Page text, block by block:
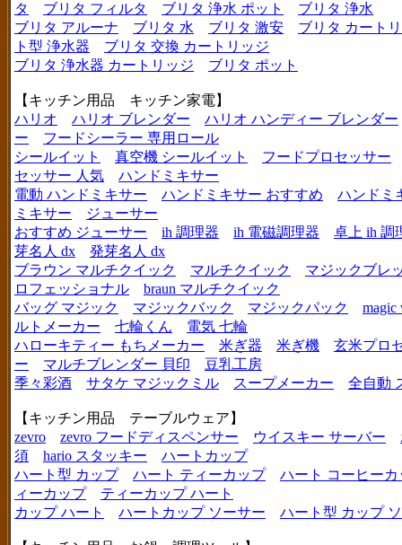
タ
ブリタ フィルタ ブリタ 浄水 ポット
ブリタ 浄水
ブリタ アルーナ
ブリタ 水 ブリタ 激安
ブリタ カート
ト型 浄水器
ブリタ 交換 カートリッジ
ブリタ 浄水器 カートリッジ
ブリタ ポット
【キッチン用品 キッチン家電】
ハリオ
ハリオ ブレンダー
ハリオ ハンディー ブレンダー
ー
フードシーラー 専用ロール
シールイット
真空機 シールイット
フードプロセッサー
セッサー 人気
ハンドミキサー
電動 ハンドミキサー
ハンドミキサー おすすめ
ハンドミ
ミキサー
ジューサー
おすすめ ジューサー
ih 調理器 ih 電磁調理器
卓上 ih 調
芽名人 dx
発芽名人 dx
ブラウン マルチクイック
マルチクイック
マジックブレ
ロフェッショナル
braun マルチクイック
バッグ マジック
マジックバック マジックパック
magic
ルトメーカー
七輪くん
電気 七輪
ハローキティー もちメーカー
米ぎ器 米ぎ機
玄米プロ
ー
マルチブレンダー 貝印
豆乳工房
季々彩酒
サタケ マジックミル スープメーカー 全自動
【キッチン用品 テーブルウェア】
zevro
zevro フードディスペンサー ウイスキー サーバー
須
hario スタッキー
ハートカップ
ハート型 カップ
ハート ティーカップ
ハート コーヒーカ
ィーカップ
ティーカップ ハート
カップ ハート
ハートカップ ソーサー ハート型 カップ